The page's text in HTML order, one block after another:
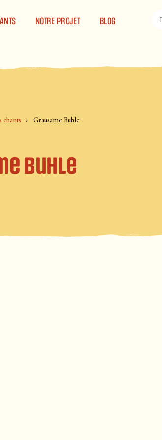
NOTRE PROJET BLOG
chants Grausame Buhle
Buhle